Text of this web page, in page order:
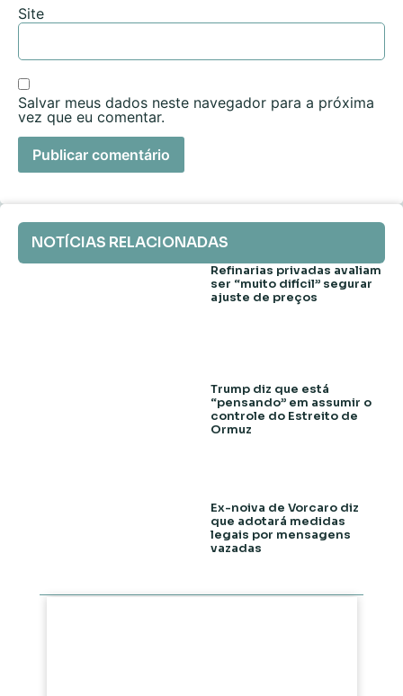
Site
Salvar meus dados neste navegador para a próxima
vez que eu comentar.
NOTÍCIAS RELACIONADAS
Refinarias privadas avaliam
ser “muito difícil” segurar
ajuste de preços
Trump diz que está
“pensando” em assumir o
controle do Estreito de
Ormuz
Ex-noiva de Vorcaro diz
que adotará medidas
legais por mensagens
vazadas